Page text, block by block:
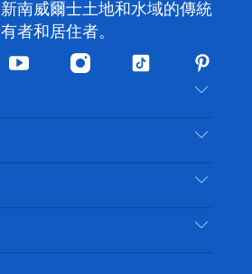
南威爾士土地和水域的傳統
者和居住者。
Youtube Instagram
抖
行